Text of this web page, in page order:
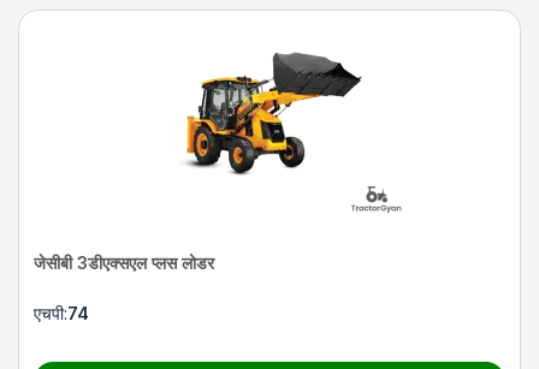
जेसीबी 3डीएक्सएल प्लस लोडर
एचपी:74